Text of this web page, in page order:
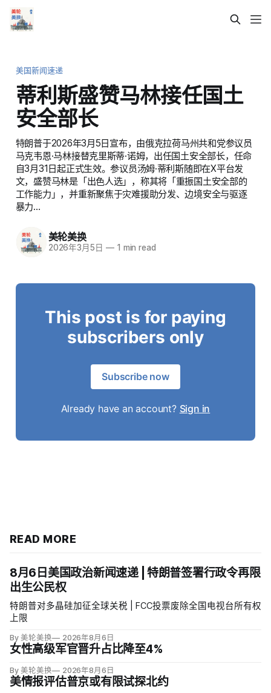
美国新闻速递
蒂利斯盛赞马林接任国土
安全部长
特朗普于2026年3月5日宣布，由俄克拉荷马州共和党参议员
马克韦恩·马林接替克里斯蒂·诺姆，出任国土安全部长，任命
自3月31日起正式生效。参议员汤姆·蒂利斯随即在X平台发
文，盛赞马林是「出色人选」，称其将「重振国土安全部的
工作能力」，并重新聚焦于灾难援助分发、边境安全与驱逐
暴力…
美轮美换
2026年3月5日 —1 min read
This post is for paying
subscribers only
Subscribe now
Already have an account? Sign in
READ MORE
8月6日美国政治新闻速递 | 特朗普签署行政令再限
出生公民权
特朗普对多晶硅加征全球关税 | FCC投票废除全国电视台所有权
上限
By 美轮美换 2026年8月6日
女性高级军官晋升占比降至4%
By 美轮美换 2026年8月6日
美情报评估普京或有限试探北约